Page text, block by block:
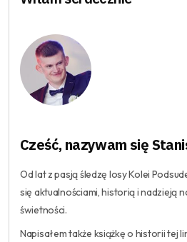
Cześć, nazywam się
Od lat z pasją śledzę losy Kolei
się aktualnościami, historią i nadzieją
świetności.
Napisałem także książkę o historii tej